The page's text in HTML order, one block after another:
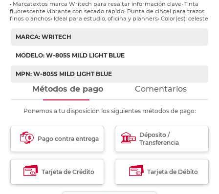
• Marcatextos marca Writech para resaltar información clave• Tinta
fluorescente vibrante con secado rápido• Punta de cincel para trazos
finos o anchos• Ideal para estudio, oficina y planners• Color(es): celeste
MARCA: WRITECH
MODELO: W-805S MILD LIGHT BLUE
MPN: W-805S MILD LIGHT BLUE
Métodos de pago Comentarios
Ponemos a tu disposición los siguientes métodos de pago:
Pago contra entrega
Déposito /
Transferencia
Tarjeta de Crédito Tarjeta de Débito